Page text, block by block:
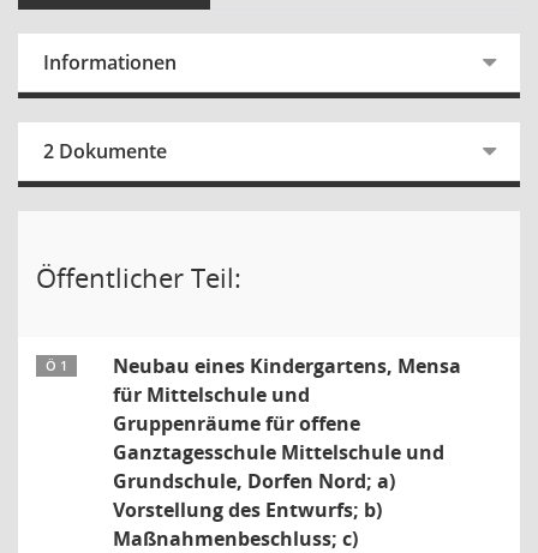
Informationen
2 Dokumente
Öffentlicher Teil:
Ö 1
Neubau eines Kindergartens, Mensa
für Mittelschule und
Gruppenräume für offene
Ganztagesschule Mittelschule und
Grundschule, Dorfen Nord; a)
Vorstellung des Entwurfs; b)
Maßnahmenbeschluss; c)